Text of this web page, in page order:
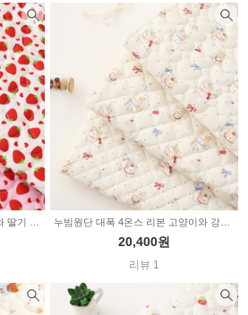
하트 누빔원단 대폭 4온스 하트와 딸기 2color Z2168 누빔원단 대폭 4온스 리본 고양이와 강아지 내추럴 3type Z2164
20,400원
리뷰 1